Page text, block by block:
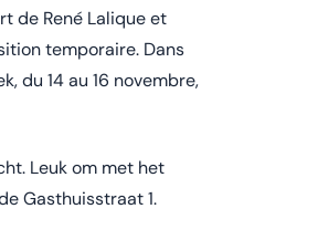
de René Lalique et
temporaire. Dans
du 14 au 16 novembre,
Leuk om met het
Gasthuisstraat 1.